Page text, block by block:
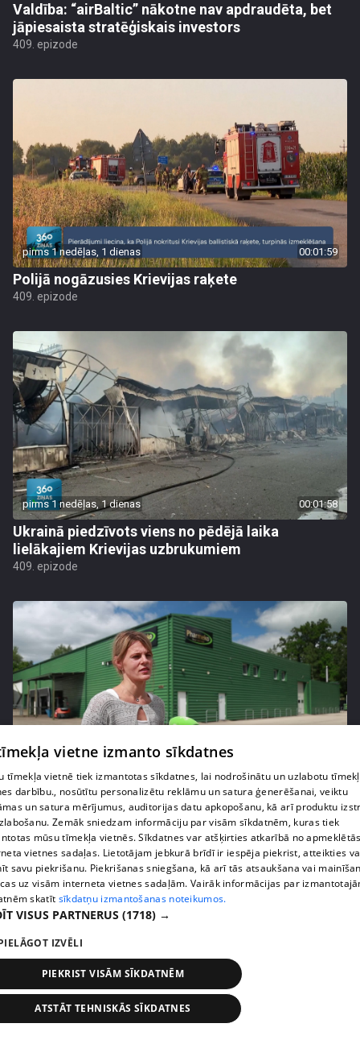
Valdība: “airBaltic” nākotne nav apdraudēta, bet
jāpiesaista stratēģiskais investors
409. epizode
pirms 1 nedēļas, 1 dienas 00:01:59
Polijā nogāzusies Krievijas raķete
409. epizode
pirms 1 nedēļas, 1 dienas 00:01:58
Ukrainā piedzīvots viens no pēdējā laika
lielākajiem Krievijas uzbrukumiem
409. epizode
pirms 1 nedēļas, 1 dienas 00:05:05
Melleņu zelta drudzis: kas nosaka iepirkuma
cenu?
409. epizode
vietne izmanto sīkdatnes
tīmekļa vietnē tiek izmantotas sīkdatnes, lai nodrošinātu un uzlabotu
darbību., nosūtītu personalizētu reklāmu un satura ģenerēšanai, veiktu
un satura mērījumus, auditorijas datu apkopošanu, kā arī produktu
Zemāk sniedzam informāciju par visām sīkdatnēm, kuras tiek
mūsu tīmekļa vietnēs. Sīkdatnes var atšķirties atkarībā no
vietnes sadaļas. Lietotājam jebkurā brīdī ir iespēja piekrist, atteikties
savu piekrišanu. Piekrišanas sniegšana, kā arī tās atsaukšana vai
uz visām interneta vietnes sadaļām. Vairāk informācijas par
skatīt sīkdatņu izmantošanas noteikumos.
VISUS PARTNERUS (1718) →
IZVĒLI
PIEKRIST VISĀM SĪKDATNĒM
ATSTĀT TEHNISKĀS SĪKDATNES